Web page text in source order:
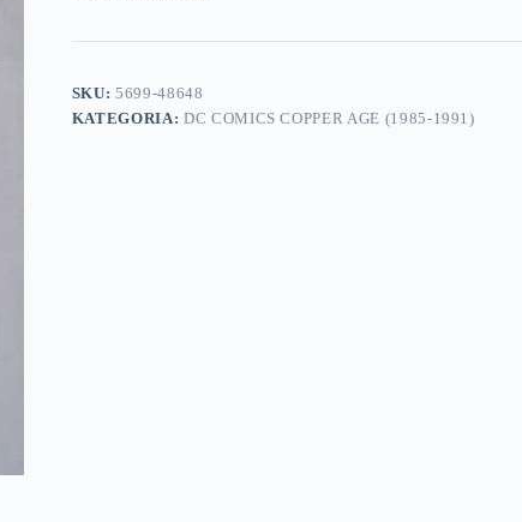
SKU:5699-48648
KATEGORIA: DC COMICS COPPER AGE (1985-1991)